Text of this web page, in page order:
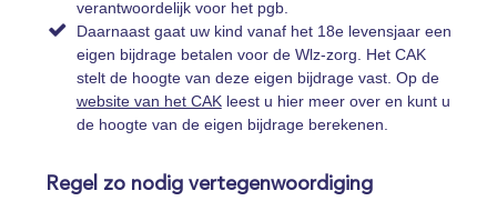
verantwoordelijk voor het pgb.
Daarnaast gaat uw kind vanaf het 18e levensjaar een
eigen bijdrage betalen voor de Wlz-zorg. Het CAK
stelt de hoogte van deze eigen bijdrage vast. Op de
website van het CAKleest u hier meer over en kunt u
de hoogte van de eigen bijdrage berekenen.
Regel zo nodig vertegenwoordiging